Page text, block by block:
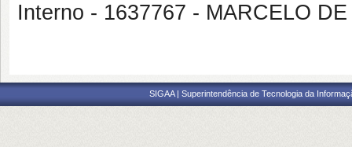
Interno - 1637767 - MARCELO
SIGAA | Superintendência de Tecnologia da